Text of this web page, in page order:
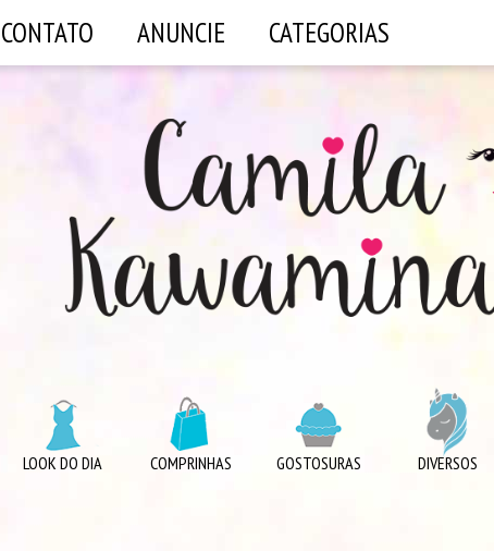
CONTATO ANUNCIE CATEGORIAS
LOOK DO DIA COMPRINHAS GOSTOSURAS DIVERSOS